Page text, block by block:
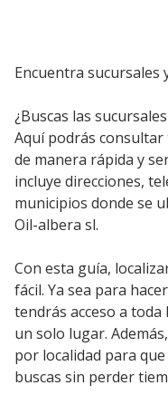
Encuentra sucursales
¿Buscas las
Aquí podrás
de manera rápida y
incluye direcciones,
municipios donde se
Oil-albera sl.
Con esta guía,
fácil. Ya sea para
tendrás acceso a
un solo lugar.
por localidad para
buscas sin perder